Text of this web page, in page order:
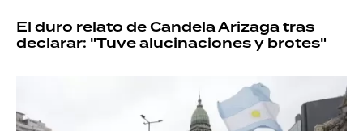
El duro relato de Candela Arizaga tras
declarar: "Tuve alucinaciones y brotes"